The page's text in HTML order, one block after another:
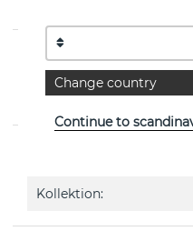
PRODUKTBESKRIVNING
4 Love är en diamantring
Kollektion:
Change country
Continue to